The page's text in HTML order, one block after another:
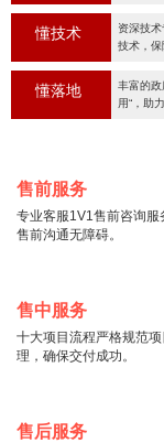
懂技术
资深技
技术，保
懂落地
丰富的政
用“，助
售前服务
专业客服1V1售前咨询服
售前沟通无障碍。
售中服务
十大项目流程严格规范
理，确保交付成功。
售后服务